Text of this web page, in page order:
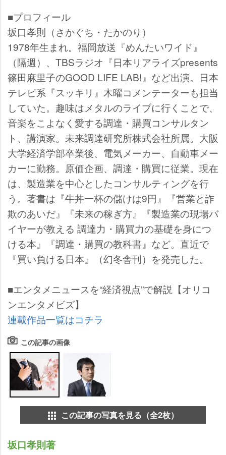
■プロフィール
坂口孝則（さかぐち・たかのり）
1978年生まれ。福岡放送『めんたいワイド』
（隔週）、TBSラジオ『日本リアライズpresents
篠田麻里子のGOOD LIFE LAB!』など出演。日本
テレビ系『スッキリ』木曜コメンテーターも担当
していた。趣味はメタルのライブに行くことで、
音楽をこよなく愛する調達・購買コンサルタン
ト、講演家。未来調達研究所株式会社所属。大阪
大学経済学部卒業後、電気メーカー、自動車メー
カーに勤務。原価企画、調達・購買に従業。現在
は、製造業を中心としたコンサルティングを行
う。著書は『牛丼一杯の儲けは9円』『営業と詐
欺のあいだ』『未来の稼ぎ方』『製造業の現場バ
イヤーが教える 調達力・購買力の基礎を身につ
ける本』『調達・購買の教科書』など。直近で
『買い負ける日本』（幻冬舎刊）を発売した。
■エンタメニュースを“経済視点”で解説【オリコ
ンエンタメビズ】
連載作品一覧はコチラ
この記事の画像
この記事の写真を見る（全2枚）
坂口孝則著